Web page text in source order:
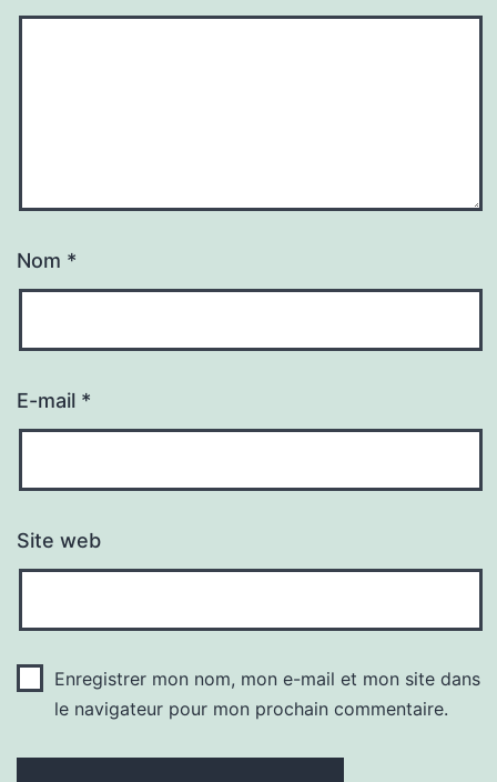
Nom *
E-mail *
Site web
Enregistrer mon nom, mon e-mail et mon site dans
le navigateur pour mon prochain commentaire.